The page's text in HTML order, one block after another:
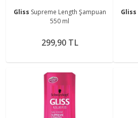
Gliss Supreme Length Şampuan
550 ml
299,90 TL
Gliss